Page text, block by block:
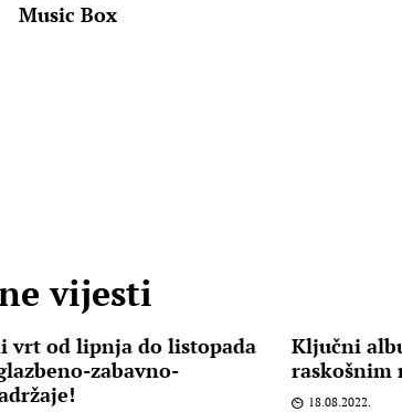
Music Box
vijesti
vrt od lipnja do listopada
zabavno-
Ključni
raskošnim
18.08.2022.